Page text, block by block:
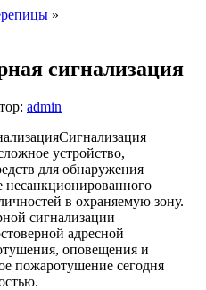
»
сигнализация
admin
Сигнализация
устройство,
для обнаружения
несанкционированного
в охраняемую зону.
сигнализации
адресной
оповещения и
пожаротушение сегодня